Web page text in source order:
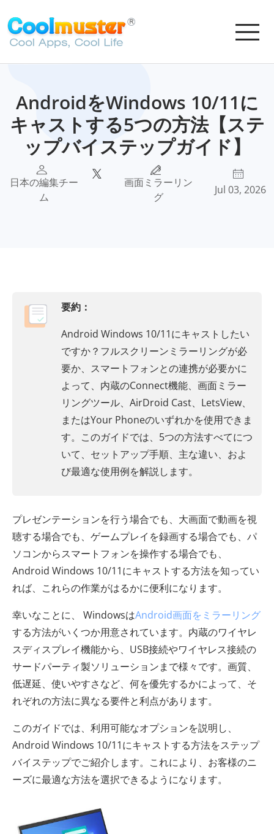
AndroidをWindows 10/11に
キャストする5つの方法【ステ
ップバイステップガイド】
日本の編集チー
ム
画面ミラーリン
グ
Jul 03, 2026
要約：
Android Windows 10/11にキャストしたい
ですか？フルスクリーンミラーリングが必
要か、スマートフォンとの連携が必要かに
よって、内蔵のConnect機能、画面ミラー
リングツール、AirDroid Cast、LetsView、
またはYour Phoneのいずれかを使用できま
す。このガイドでは、5つの方法すべてにつ
いて、セットアップ手順、主な違い、およ
び最適な使用例を解説します。
プレゼンテーションを行う場合でも、大画面で動画を視
聴する場合でも、ゲームプレイを録画する場合でも、パ
ソコンからスマートフォンを操作する場合でも、
Android Windows 10/11にキャストする方法を知ってい
れば、これらの作業がはるかに便利になります。
幸いなことに、 WindowsはAndroid画面をミラーリング
する方法がいくつか用意されています。内蔵のワイヤレ
スディスプレイ機能から、USB接続やワイヤレス接続の
サードパーティ製ソリューションまで様々です。画質、
低遅延、使いやすさなど、何を優先するかによって、そ
れぞれの方法に異なる要件と利点があります。
このガイドでは、利用可能なオプションを説明し、
Android Windows 10/11にキャストする方法をステップ
バイステップでご紹介します。これにより、お客様のニ
ーズに最適な方法を選択できるようになります。